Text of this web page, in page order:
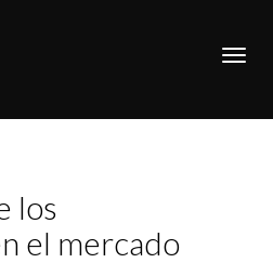
los
el mercado